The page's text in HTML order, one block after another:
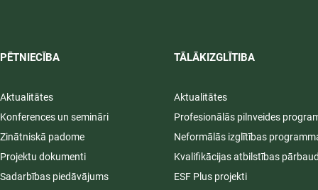
PĒTNIECĪBA
Aktualitātes
Konferences un semināri
Zinātniskā padome
Projektu dokumenti
Sadarbības piedāvājums
TĀLĀKIZGLĪTIBA
Aktualitātes
Profesionālās pilnveides
Neformālās izglītības
Kvalifikācijas atbilstības
ESF Plus projekti